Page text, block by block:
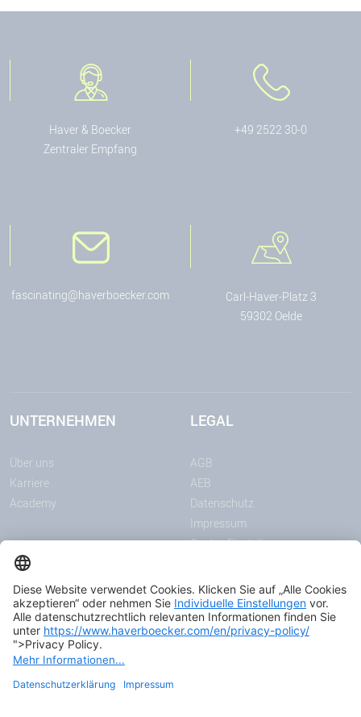
Haver & Boecker
Zentraler Empfang
+49 2522 30-0
fascinating@haverboecker.com
Carl-Haver-Platz 3
59302 Oelde
UNTERNEHMEN
Über uns
Karriere
Academy
LEGAL
AGB
AEB
Datenschutz
Impressum
Cookie-Einstellungen
MITTEILUNGEN
News
Messen & Events
MEDIEN
Downloadcenter